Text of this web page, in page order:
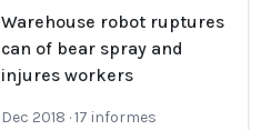
Warehouse robot ruptures
can of bear spray and
injures workers
Dec 2018 ·17 informes